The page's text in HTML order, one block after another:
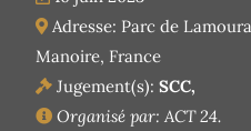
Adresse: Parc de
Manoire, France
Jugement(s): SCC,
Organisé par: ACT 24.